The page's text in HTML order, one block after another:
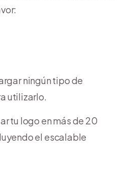
ningún tipo de
utilizarlo.
tu logo en más de 20
el escalable